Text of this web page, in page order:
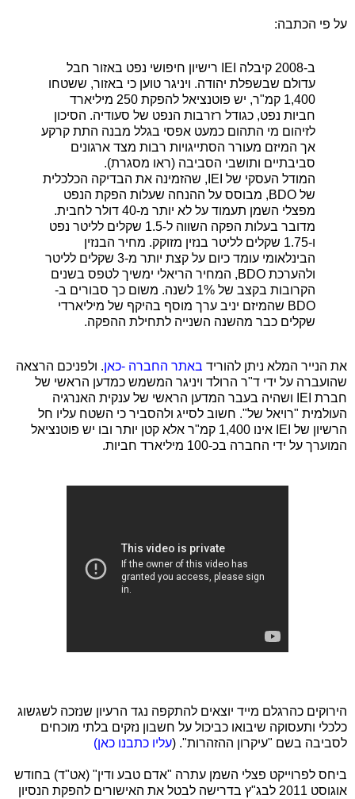
על פי הכתבה:
ב-2008 קיבלה IEI רישיון חיפושי נפט באזור חבל
עדולם שבשפלת יהודה. ויניגר טוען כי באזור, ששטחו
1,400 קמ"ר, יש פוטנציאל להפקת 250 מיליארד
חביות נפט, כגודל רזרבות הנפט של סעודיה. הסיכון
לזיהום מי התהום כמעט אפסי בגלל מבנה התת קרקע
אך המיזם מעורר הסתייגויות רבות מצד ארגונים
סביבתיים ותושבי הסביבה (ראו מסגרת).
המודל העסקי של IEI, שהזמינה את הבדיקה הכלכלית
של BDO, מבוסס על ההנחה שעלות הפקת הנפט
מפצלי השמן תעמוד על לא יותר מ-40 דולר לחבית.
מדובר בעלות הפקה השווה ל-1.5 שקלים לליטר נפט
ו-1.75 שקלים לליטר בנזין מזוקק. מחיר הבנזין
הבינלאומי עומד כיום על קצת יותר מ-3 שקלים לליטר
ולהערכת BDO, המחיר הריאלי ימשיך לטפס בשנים
הקרובות בקצב של 1% לשנה. משום כך סבורים ב-
BDO שהמיזם יניב ערך מוסף בהיקף של מיליארדי
שקלים כבר מהשנה השנייה לתחילת ההפקה.
את הנייר המלא ניתן להוריד באתר החברה -כאן. ולפניכם הרצאה
שהועברה על ידי ד"ר הרולד ויניגר המשמש כמדען הראשי של
חברת IEI ושהיה בעבר המדען הראשי של ענקית האנרגיה
העולמית "רויאל של". חשוב לסייג ולהסביר כי השטח עליו חל
הרשיון של IEI אינו 1,400 קמ"ר אלא קטן יותר ובו יש פוטנציאל
המוערך על ידי החברה בכ-100 מיליארד חביות.
הירוקים כהרגלם מייד יוצאים להתקפה נגד הרעיון שנזכה לשגשוג
כלכלי ותעסוקה שיבואו כביכול על חשבון נזקים בלתי מוכחים
לסביבה בשם "עיקרון ההזהרות". (עליו כתבנו כאן)
ביחס לפרוייקט פצלי השמן עתרה "אדם טבע ודין" (אט"ד) בחודש
אוגוסט 2011 לבג"ץ בדרישה לבטל את האישורים להפקת הנסיון